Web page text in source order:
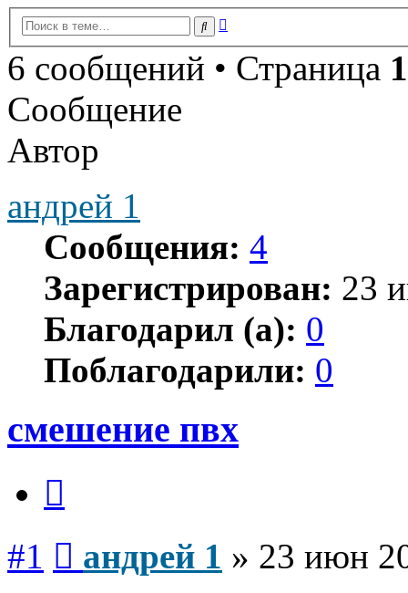
Поиск
6 сообщений • Страница 1
Сообщение
Автор
андрей 1
Сообщения: 4
Зарегистрирован: 23
Благодарил (а): 0
Поблагодарили: 0
смешение пвх
#1 андрей 1 » 23 июн